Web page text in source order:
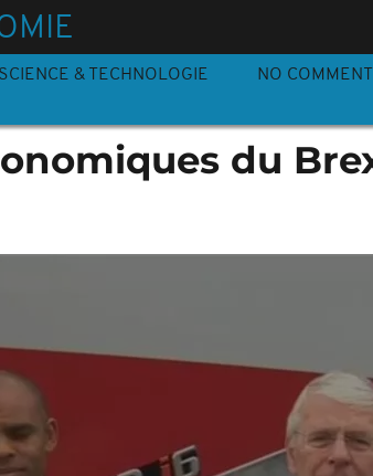
SCIENCE & TECHNOLOGIE NO COMMENT
du